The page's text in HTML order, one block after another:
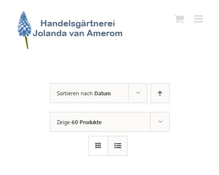
Inhalt
springen
Sortieren nach Datum
Zeige 60 Produkte